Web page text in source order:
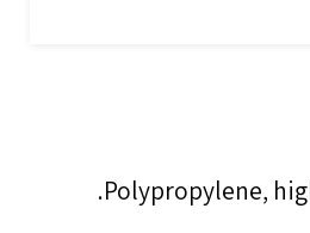
Polypropylene,